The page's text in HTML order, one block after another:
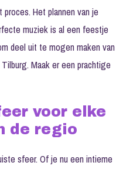
Het plannen van je
muziek is al een feestje
deel uit te mogen maken van
Maak er een prachtige
voor elke
de regio
sfeer. Of je nu een intieme